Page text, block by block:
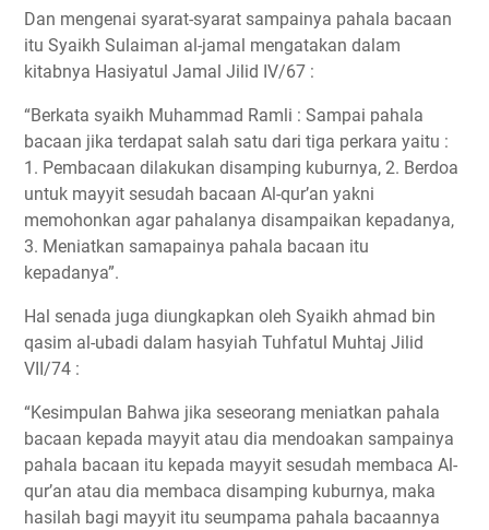
Dan mengenai syarat-syarat sampainya pahala bacaan
itu Syaikh Sulaiman al-jamal mengatakan dalam
kitabnya Hasiyatul Jamal Jilid IV/67 :
“Berkata syaikh Muhammad Ramli : Sampai pahala
bacaan jika terdapat salah satu dari tiga perkara yaitu :
1. Pembacaan dilakukan disamping kuburnya, 2. Berdoa
untuk mayyit sesudah bacaan Al-qur’an yakni
memohonkan agar pahalanya disampaikan kepadanya,
3. Meniatkan samapainya pahala bacaan itu
kepadanya”.
Hal senada juga diungkapkan oleh Syaikh ahmad bin
qasim al-ubadi dalam hasyiah Tuhfatul Muhtaj Jilid
VII/74 :
“Kesimpulan Bahwa jika seseorang meniatkan pahala
bacaan kepada mayyit atau dia mendoakan sampainya
pahala bacaan itu kepada mayyit sesudah membaca Al-
qur’an atau dia membaca disamping kuburnya, maka
hasilah bagi mayyit itu seumpama pahala bacaannya